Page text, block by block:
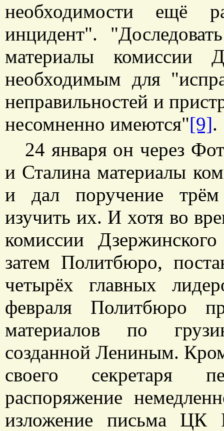
необходимости ещё
инцидент".
материалы комиссии
необходимым для
неправильностей и
несомненно имеются"[9].
24 января он через
и Сталина материалы
и дал поручение трём
изучить их. И хотя во
комиссии
затем Политбюро,
четырёх главных
февраля Политбюро
материалов по
созданной Лениным.
своего секретаря
распоряжение
изложение письма